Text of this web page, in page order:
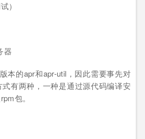
）
器
本的apr和apr-util ，因此需要事先对
有两种，一种是通过源代码编译安
rpm包。